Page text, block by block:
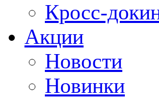
Кросс-
Акции
Новости
Новинки